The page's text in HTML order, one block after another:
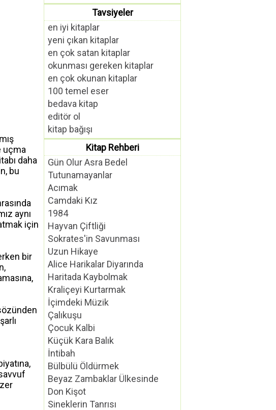
uçma
daha
bu
aynı
için
bir
Tavsiyeler
en iyi kitaplar
yeni çıkan kitaplar
en çok satan kitaplar
okunması gereken kitaplar
en çok okunan kitaplar
100 temel eser
bedava kitap
editör ol
kitap bağışı
Kitap Rehberi
Gün Olur Asra Bedel
Tutunamayanlar
Acımak
Camdaki Kız
1984
Hayvan Çiftliği
Sokrates'in Savunması
Uzun Hikaye
Alice Harikalar Diyarında
Haritada Kaybolmak
Kraliçeyi Kurtarmak
İçimdeki Müzik
Çalıkuşu
Çocuk Kalbi
Küçük Kara Balık
İntibah
Bülbülü Öldürmek
Beyaz Zambaklar Ülkesinde
Don Kişot
Sineklerin Tanrısı